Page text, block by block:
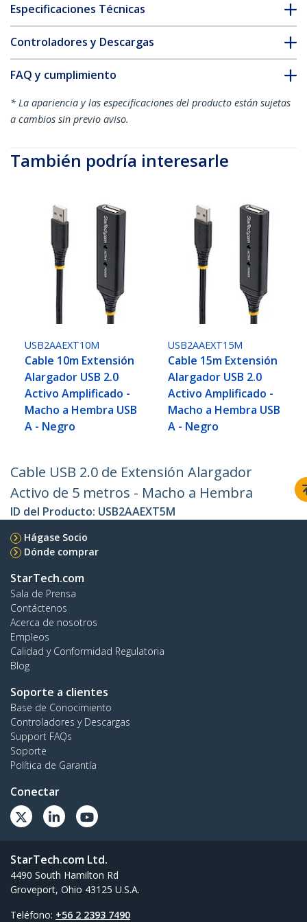
Especificaciones Técnicas
Controladores y Descargas
FAQ y cumplimiento
* La apariencia y las especificaciones del producto están sujetas
a cambios sin previo aviso.
También podría interesarle
USB2AAEXT10M
Cable 10m Extensión
Alargador USB 2.0
Activo Amplificado -
Macho a Hembra USB
A - Negro
USB2AAEXT15M
Cable 15m Extensión
Alargador USB 2.0
Activo Amplificado -
Macho a Hembra USB
A - Negro
Cable USB 2.0 de Extensión Alargador
Activo de 5 metros - Macho a Hembra
ID del Producto: USB2AAEXT5M
Hágase Socio
Dónde comprar
StarTech.com
Sala de Prensa
Contáctenos
Acerca de nosotros
Empleos
Calidad y Conformidad Regulatoria
Blog
Soporte a clientes
Base de Conocimiento
Controladores y Descargas
Support FAQs
Soporte
Política de Garantía
Conectar
StarTech.com Ltd.
4490 South Hamilton Rd
Groveport, Ohio 43125 U.S.A.
Teléfono: +56 2 2393 7490